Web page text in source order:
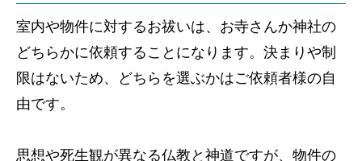
室内や物件に対するお祓いは、お寺さんか神社の
どちらかに依頼することになります。決まりや制
限はないため、どちらを選ぶかはご依頼者様の自
由です。
思想や死生観が異なる仏教と神道ですが、物件の